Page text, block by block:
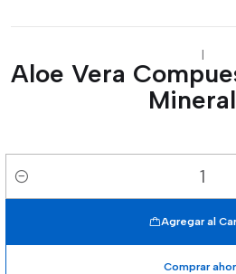
|
Aloe Vera
Cantidad
Agregar al
Comprar